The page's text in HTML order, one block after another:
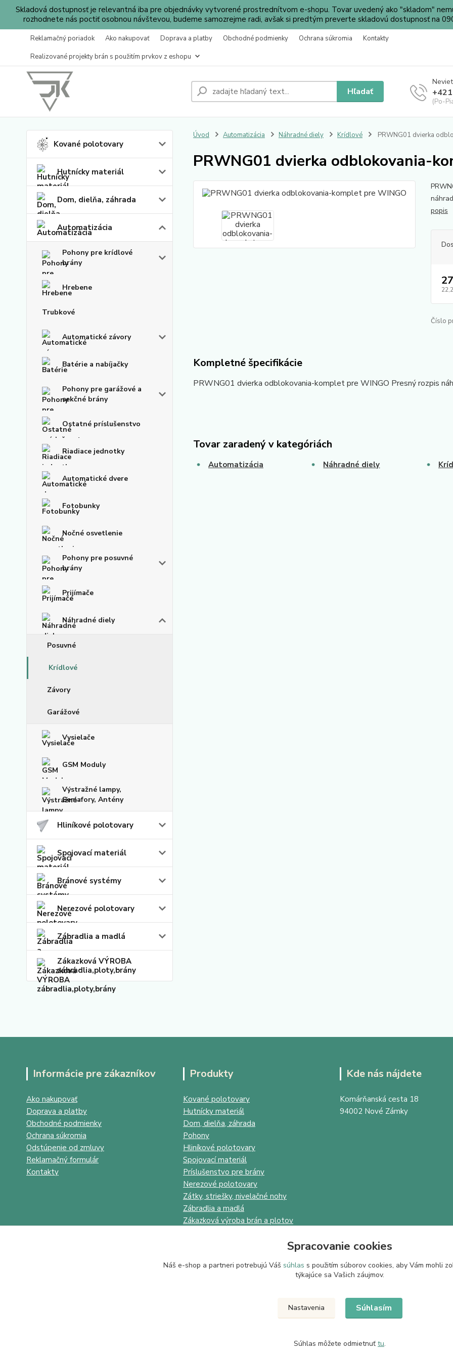
Skladová dostupnosť je relevantná iba pre objednávky vytvorené prostrednítvom e-shopu. Tovar uvedený ako "skladom"
rozhodnete nás poctiť osobnou návštevou, budeme samozrejme radi, avšak si predtým preverte skladovú dostupnosť na
Reklamačný poriadok Ako nakupovať Doprava a platby Obchodné podmienky Ochrana súkromia
Kontakty
Realizované projekty brán s použitím prvkov z eshopu
Hľadať
(Po-
Kované polotovary
Hutnícky materiál
Dom, dielňa, záhrada
Automatizácia
Pohony pre krídlové
brány
Hrebene
Trubkové
Automatické závory
Batérie a nabíjačky
Pohony pre garážové a
sekčné brány
Ostatné príslušenstvo
Riadiace jednotky
Automatické dvere
Fotobunky
Nočné osvetlenie
Pohony pre posuvné
brány
Prijímače
Náhradné diely
Posuvné
Krídlové
Závory
Garážové
Vysielače
GSM Moduly
Výstražné lampy,
Semafory, Antény
Hliníkové polotovary
Spojovací materiál
Bránové systémy
Nerezové polotovary
Zábradlia a madlá
Zákazková VÝROBA
zábradlia,ploty,brány
Úvod Automatizácia Náhradné diely Krídlové PRWNG01 dvierka
PRWNG01 dvierka odblokovania-
popis
Číslo
Kompletné špecifikácie
PRWNG01 dvierka odblokovania-komplet pre WINGO Presný rozpis
Tovar zaradený v kategóriách
Automatizácia Náhradné diely
Informácie pre zákazníkov
Ako nakupovať
Doprava a platby
Obchodné podmienky
Ochrana súkromia
Odstúpenie od zmluvy
Reklamačný formulár
Kontakty
Produkty
Kované polotovary
Hutnícky materiál
Dom, dielňa, záhrada
Pohony
Hliníkové polotovary
Spojovací materiál
Príslušenstvo pre brány
Nerezové polotovary
Zátky, striešky, nivelačné nohy
Zábradlia a madlá
Zákazková výroba brán a plotov
Kde nás nájdete
Komárňanská cesta 18
94002 Nové Zámky
Upravit sběr cookies.
Spracovanie cookies
Náš e-shop a partneri potrebujú Váš súhlas s použitím súborov cookies, aby Vám mohli
týkajúce sa Vašich záujmov.
Nastavenia Súhlasím
Súhlas môžete odmietnuť tu.